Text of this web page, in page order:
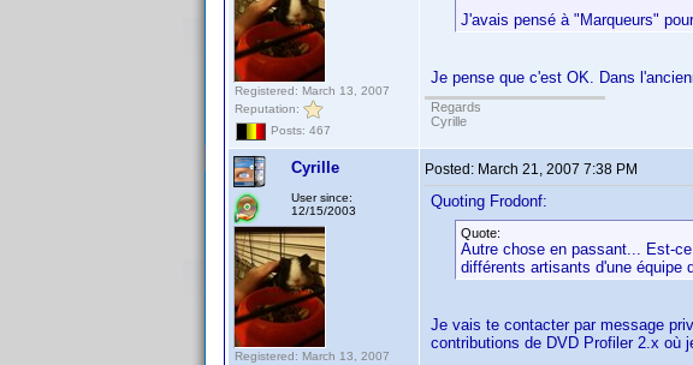
Registered: March 13, 2007
Reputation:
Posts: 467
J'avais pensé à "Marqueurs"
Je pense que c'est OK. Dans
Regards
Cyrille
Cyrille
User since:
12/15/2003
Registered: March 13, 2007
Posted: March 21, 2007 7:38 PM
Quoting Frodonf:
Quote:
Autre chose en passant... Est-
différents artisants d'une équipe
Je vais te contacter par message
contributions de DVD Profiler 2.x où